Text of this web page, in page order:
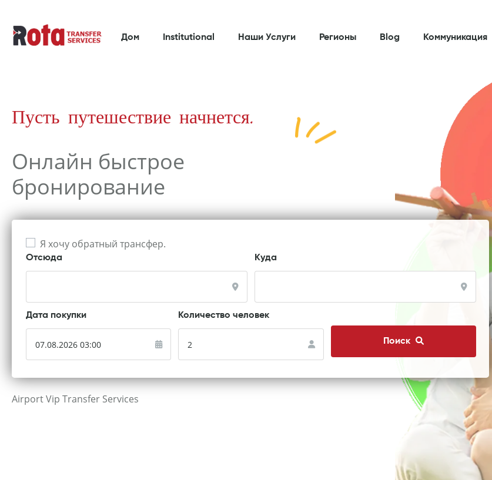
Дом Institutional Наши Услуги Регионы Blog Коммуникация
Пусть путешествие начнется.
Онлайн быстрое
бронирование
Я хочу обратный трансфер.
Отсюда Куда
Дата покупки Количество человек
Поиск
Airport Vip Transfer Services